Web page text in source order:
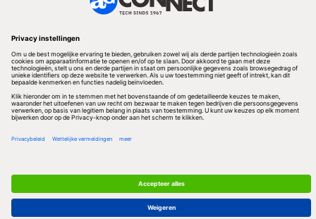
Volg ons
Redactionele partner
Algemene Voorwaarden & Copyrights